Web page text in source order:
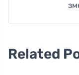
Related